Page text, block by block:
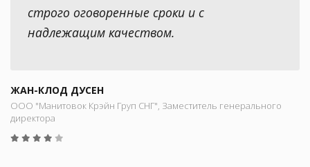
строго оговоренные сроки и с
надлежащим качеством.
ЖАН-КЛОД ДУСЕН
ООО "Манитовок Крэйн Груп СНГ", Заместитель генерального
директора